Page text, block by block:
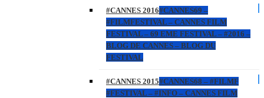
#CANNES 2016#CANNES69 –
#FILMFESTIVAL – CANNES FILM
FESTIVAL – 69 EME FESTIVAL – #2016 –
BLOG DE CANNES – BLOG DU
FESTIVAL
#CANNES 2015#CANNES68 – #FILMF
#FESTIVAL – #INFO – CANNES FILM